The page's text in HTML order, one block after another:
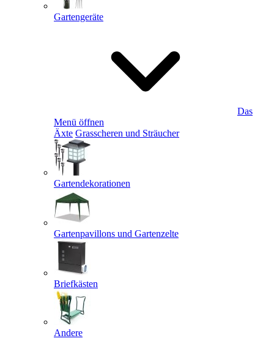
Gartengeräte
Das
Menü öffnen
Äxte Grasscheren und Sträucher
Gartendekorationen
Gartenpavillons und Gartenzelte
Briefkästen
Andere